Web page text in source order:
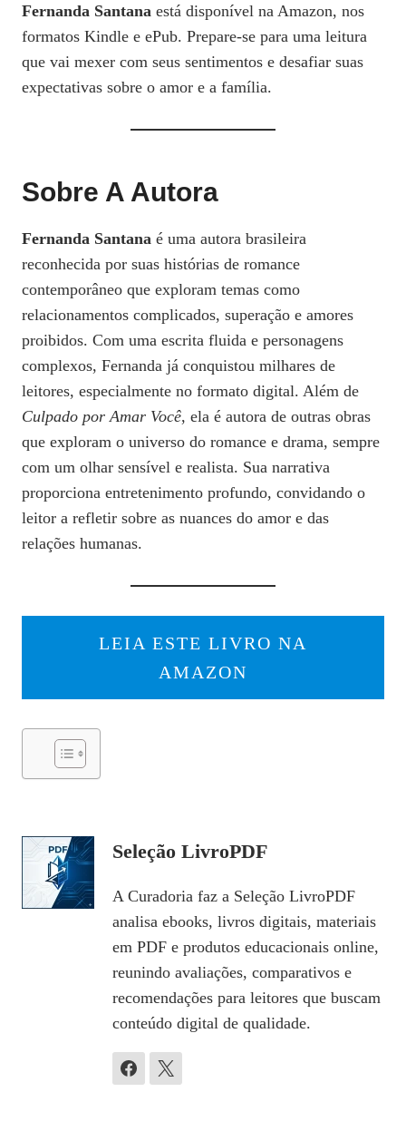
Fernanda Santana está disponível na Amazon, nos
formatos Kindle e ePub. Prepare-se para uma leitura
que vai mexer com seus sentimentos e desafiar suas
expectativas sobre o amor e a família.
Sobre A Autora
Fernanda Santana é uma autora brasileira
reconhecida por suas histórias de romance
contemporâneo que exploram temas como
relacionamentos complicados, superação e amores
proibidos. Com uma escrita fluida e personagens
complexos, Fernanda já conquistou milhares de
leitores, especialmente no formato digital. Além de
Culpado por Amar Você, ela é autora de outras obras
que exploram o universo do romance e drama, sempre
com um olhar sensível e realista. Sua narrativa
proporciona entretenimento profundo, convidando o
leitor a refletir sobre as nuances do amor e das
relações humanas.
LEIA ESTE LIVRO NA
AMAZON
Seleção LivroPDF
A Curadoria faz a Seleção LivroPDF
analisa ebooks, livros digitais, materiais
em PDF e produtos educacionais online,
reunindo avaliações, comparativos e
recomendações para leitores que buscam
conteúdo digital de qualidade.